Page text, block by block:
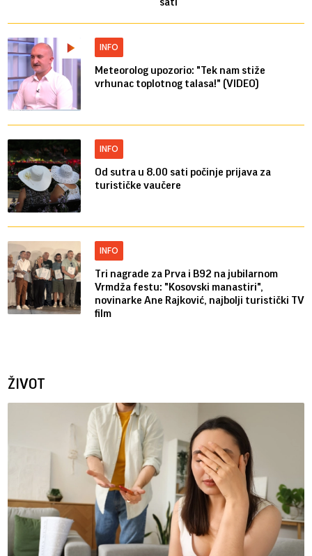
INFO
Meteorolog upozorio: "Tek nam stiže
vrhunac toplotnog talasa!" (VIDEO)
INFO
Od sutra u 8.00 sati počinje prijava za
turističke vaučere
INFO
Tri nagrade za Prva i B92 na jubilarnom
Vrmdža festu: "Kosovski manastiri",
novinarke Ane Rajković, najbolji turistički TV
film
ŽIVOT